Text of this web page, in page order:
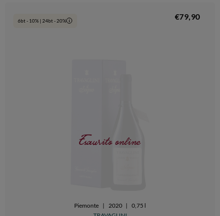
Esaurito online
6bt - 10% | 24bt - 20% i €79,90
Piemonte | 2020 | 0,75 l